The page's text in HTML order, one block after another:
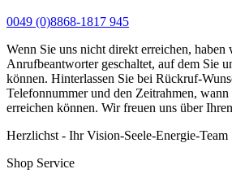
0049 (0)8868-1817 945
Wenn Sie uns nicht direkt erreichen, haben
Anrufbeantworter geschaltet, auf dem Sie
können. Hinterlassen Sie bei Rückruf-
Telefonnummer und den Zeitrahmen, wann
erreichen können. Wir freuen uns über
Herzlichst - Ihr Vision-Seele-Energie-Team
Shop Service